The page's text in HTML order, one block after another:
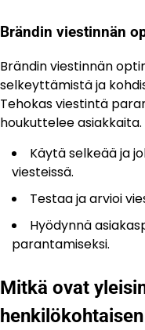
Brändin viestinnän
Brändin viestinnän
selkeyttämistä ja
Tehokas viestintä
houkuttelee
Käytä selkeää ja
viesteissä.
Testaa ja arvioi
Hyödynnä
parantamiseksi.
Mitkä ovat